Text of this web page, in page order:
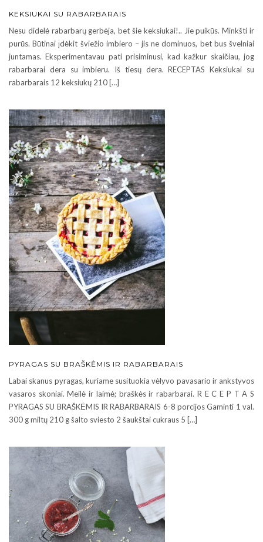
KEKSIUKAI SU RABARBARAIS
Nesu didelė rabarbarų gerbėja, bet šie keksiukai!.. Jie puikūs. Minkšti ir
purūs. Būtinai įdėkit šviežio imbiero – jis ne dominuos, bet bus švelniai
juntamas. Eksperimentavau pati prisiminusi, kad kažkur skaičiau, jog
rabarbarai dera su imbieru. Iš tiesų dera. RECEPTAS Keksiukai su
rabarbarais 12 keksiukų 210 […]
PYRAGAS SU BRAŠKĖMIS IR RABARBARAIS
Labai skanus pyragas, kuriame susituokia vėlyvo pavasario ir ankstyvos
vasaros skoniai. Meilė ir laimė; braškės ir rabarbarai. R E C E P T A S
PYRAGAS SU BRAŠKĖMIS IR RABARBARAIS 6-8 porcijos Gaminti 1 val.
300 g miltų 210 g šalto sviesto 2 šaukštai cukraus 5 […]